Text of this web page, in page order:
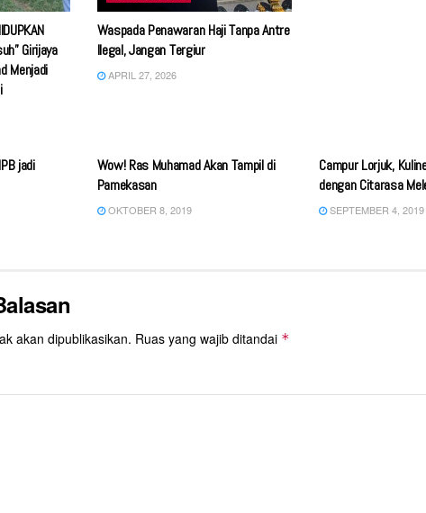
Girijaya
Menjadi
Waspada Penawaran Haji Tanpa Antre
Ilegal, Jangan Tergiur
APRIL 27, 2026
jadi
Wow! Ras Muhamad Akan Tampil di
Pamekasan
OKTOBER 8, 2019
Campur Lorjuk,
dengan Citarasa
SEPTEMBER 4, 2019
akan dipublikasikan. Ruas yang wajib ditandai *